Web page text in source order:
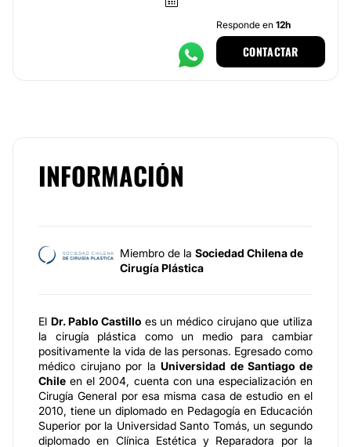
Responde en 12h
CONTACTAR
INFORMACIÓN
Miembro de la Sociedad Chilena de
Cirugía Plástica
El Dr. Pablo Castillo es un médico cirujano que utiliza
la cirugía plástica como un medio para cambiar
positivamente la vida de las personas. Egresado como
médico cirujano por laUniversidad de Santiago de
Chile en el 2004, cuenta con una especialización en
Cirugía General por esa misma casa de estudio en el
2010, tiene un diplomado en Pedagogía en Educación
Superior por la Universidad Santo Tomás, un segundo
diplomado en Clínica Estética y Reparadora por la